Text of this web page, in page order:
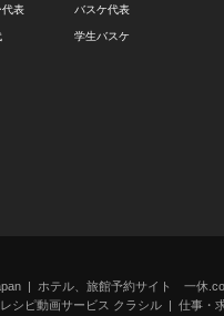
代表 バスケ代表
学生バスケ
ホテル、旅館予約サイト 一休
シピ動画サービス クラシル 仕事・